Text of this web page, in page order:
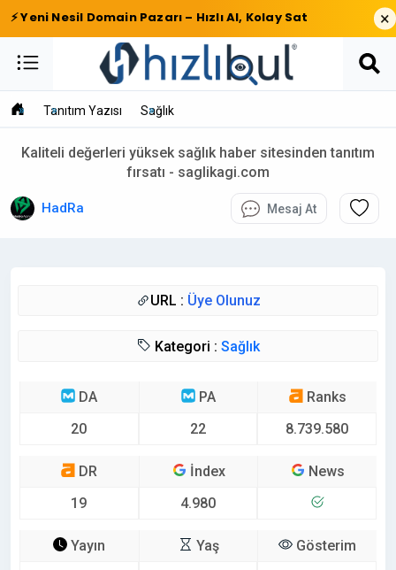
⚡ Yeni Nesil Domain Pazarı – Hızlı Al, Kolay Sat ×
Tanıtım Yazısı Sağlık
Kaliteli değerleri yüksek sağlık haber sitesinden tanıtım
fırsatı - saglikagi.com
HadRa Mesaj At
URL : Üye Olunuz
Kategori : Sağlık
DA
20
PA
22
Ranks
8.739.580
DR
19
İndex
4.980
News
Yayın
Yaş
Gösterim